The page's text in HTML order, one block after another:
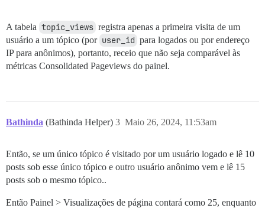
A tabela topic_views registra apenas a primeira visita de um
usuário a um tópico (por user_id para logados ou por endereço
IP para anônimos), portanto, receio que não seja comparável às
métricas Consolidated Pageviews do painel.
Bathinda (Bathinda Helper) Maio 26, 2024, 11:53am
3
Então, se um único tópico é visitado por um usuário logado e lê 10
posts sob esse único tópico e outro usuário anônimo vem e lê 15
posts sob o mesmo tópico..
Então Painel > Visualizações de página contará como 25, enquanto